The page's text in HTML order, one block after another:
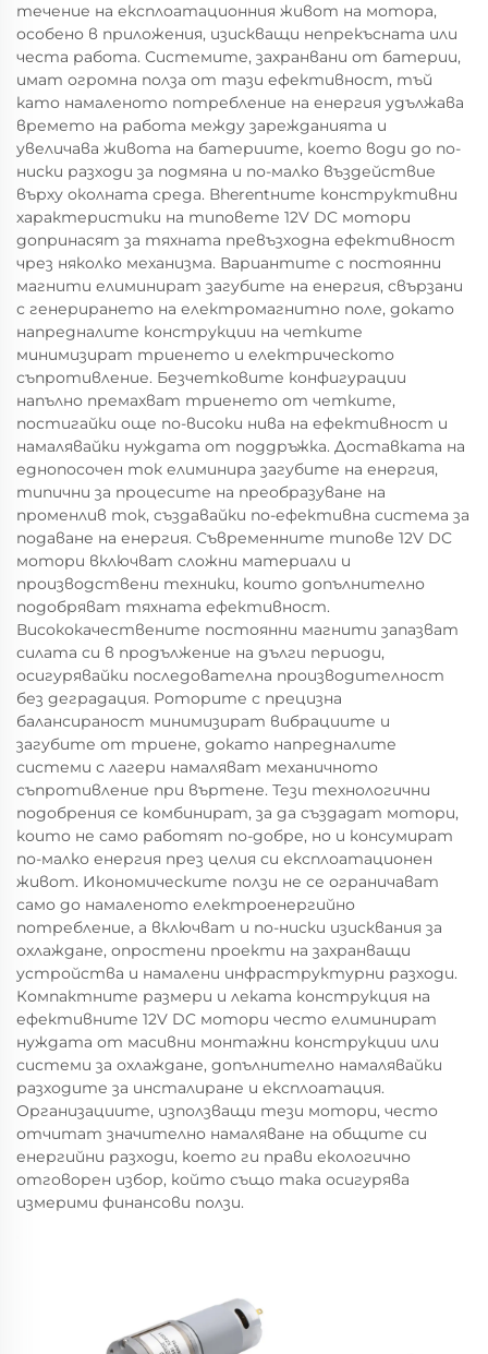
течение на експлоатационния живот на мотора,
особено в приложения, изискващи непрекъсната или
честа работа. Системите, захранвани от батерии,
имат огромна полза от тази ефективност, тъй
като намаленото потребление на енергия удължава
времето на работа между зарежданията и
увеличава живота на батериите, което води до по-
ниски разходи за подмяна и по-малко въздействие
върху околната среда. Вherentните конструктивни
характеристики на типовете 12V DC мотори
допринасят за тяхната превъзходна ефективност
чрез няколко механизма. Вариантите с постоянни
магнити елиминират загубите на енергия, свързани
с генерирането на електромагнитно поле, докато
напредналите конструкции на четките
минимизират триенето и електрическото
съпротивление. Безчетковите конфигурации
напълно премахват триенето от четките,
постигайки още по-високи нива на ефективност и
намалявайки нуждата от поддръжка. Доставката на
еднопосочен ток елиминира загубите на енергия,
типични за процесите на преобразуване на
променлив ток, създавайки по-ефективна система за
подаване на енергия. Съвременните типове 12V DC
мотори включват сложни материали и
производствени техники, които допълнително
подобряват тяхната ефективност.
Висококачествените постоянни магнити запазват
силата си в продължение на дълги периоди,
осигурявайки последователна производителност
без деградация. Роторите с прецизна
балансираност минимизират вибрациите и
загубите от триене, докато напредналите
системи с лагери намаляват механичното
съпротивление при въртене. Тези технологични
подобрения се комбинират, за да създадат мотори,
които не само работят по-добре, но и консумират
по-малко енергия през целия си експлоатационен
живот. Икономическите ползи не се ограничават
само до намаленото електроенергийно
потребление, а включват и по-ниски изисквания за
охлаждане, опростени проекти на захранващи
устройства и намалени инфраструктурни разходи.
Компактните размери и леката конструкция на
ефективните 12V DC мотори често елиминират
нуждата от масивни монтажни конструкции или
системи за охлаждане, допълнително намалявайки
разходите за инсталиране и експлоатация.
Организациите, използващи тези мотори, често
отчитат значително намаляване на общите си
енергийни разходи, което ги прави екологично
отговорен избор, който също така осигурява
измерими финансови ползи.